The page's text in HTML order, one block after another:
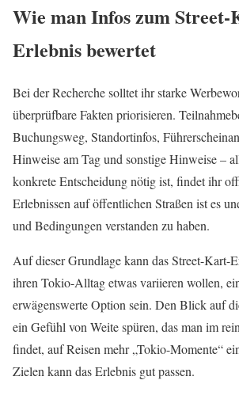
Wie man Infos zum
Erlebnis bewertet
Bei der Recherche solltet ihr starke
überprüfbare Fakten priorisieren.
Buchungsweg, Standortinfos,
Hinweise am Tag und sonstige Hinweise –
konkrete Entscheidung nötig ist, findet ihr
Erlebnissen auf öffentlichen Straßen ist es
und Bedingungen verstanden zu haben.
Auf dieser Grundlage kann das Street-Kart-
ihren Tokio-Alltag etwas variieren wollen,
erwägenswerte Option sein. Den Blick auf
ein Gefühl von Weite spüren, das man im
findet, auf Reisen mehr „Tokio-Momente“
Zielen kann das Erlebnis gut passen.